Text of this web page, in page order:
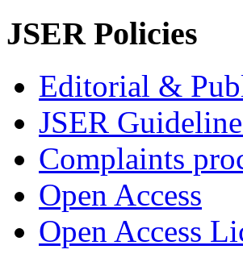
JSER Policies
Editorial &
JSER
Complaints
Open Access
Open Access